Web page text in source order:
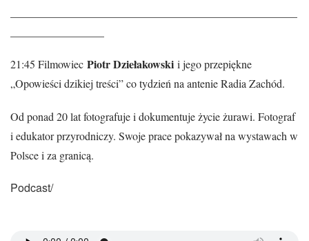
21:45 Filmowiec Piotr Dziełakowski i jego przepiękne
„Opowieści dzikiej treści” co tydzień na antenie Radia Zachód.
Od ponad 20 lat fotografuje i dokumentuje życie żurawi. Fotograf
i edukator przyrodniczy. Swoje prace pokazywał na wystawach w
Polsce i za granicą.
Podcast/